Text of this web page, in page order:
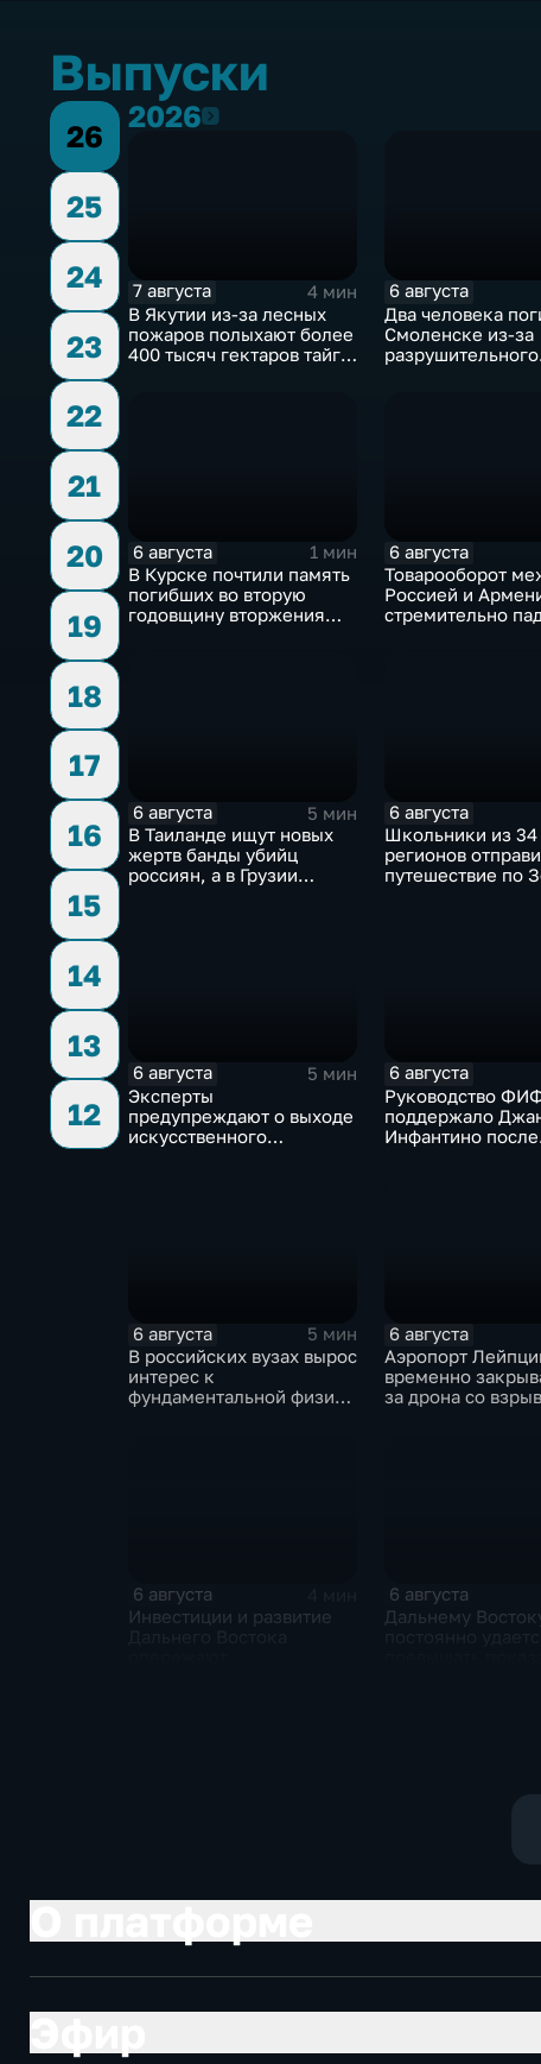
Выпуски
26
25
24
23
22
21
20
19
18
17
16
15
14
13
12
20262026
7 августа
4 мин
В Якутии из-за лесных
пожаров полыхают более
400 тысяч гектаров тайги,
6 августа
Два человека
Смоленске из-за
разрушительного
6 августа
1 мин
В Курске почтили память
погибших во вторую
годовщину вторжения
6 августа
Товарооборот
Россией и
стремительно
6 августа
5 мин
В Таиланде ищут новых
жертв банды убийц
россиян, а в Грузии
6 августа
Школьники из 34
регионов
путешествие по
6 августа
5 мин
Эксперты
предупреждают о выходе
искусственного
6 августа
Руководство
поддержало
Инфантино после
6 августа
5 мин
В российских вузах вырос
интерес к
фундаментальной физике
6 августа
Аэропорт
временно
за дрона со
6 августа
Инвестиции и развитие
6 августа
Дальнему